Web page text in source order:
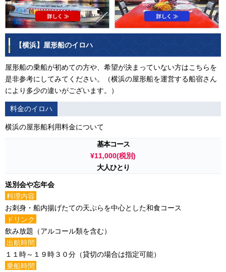
【横浜】屋形船のイロハ
屋形船の乗船が初めての方や、希望が決まっていない方はこちらを
是非参考にしてみてください。（横浜の屋形船を運営する船宿さん
により多少の違いがございます。）
料金のイロハ
横浜の屋形船利用料金について
基本コース
¥11,000(税別)
大人ひとり
送別会や忘年会
料理内容
お刺身・船内揚げたての天ぷらを中心とした和食コース
ドリンク
飲み放題（アルコール類を含む）
出航時間
１１時～１９時３０分（貸切の場合は指定可能）
乗船時間